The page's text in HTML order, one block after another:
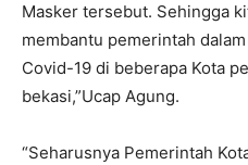
Masker tersebut. Sehingga
membantu pemerintah
Covid-19 di beberapa Kota
bekasi,”Ucap Agung.
“Seharusnya Pemerintah